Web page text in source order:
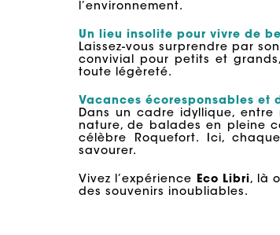
l’environnement.
Un lieu insolite pour vivre de
Laissez-vous surprendre par
convivial pour petits et
toute légèreté.
Vacances écoresponsables et
Dans un cadre idyllique, entre
nature, de balades en pleine
célèbre Roquefort. Ici,
savourer.
Vivez l’expérience Eco Libri, là
des souvenirs inoubliables.